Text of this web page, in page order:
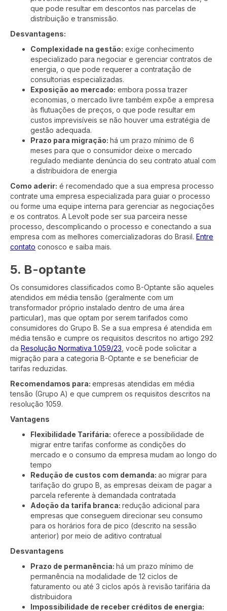
que pode resultar em descontos nas parcelas de
distribuição e transmissão.
Desvantagens:
Complexidade na gestão: exige conhecimento
especializado para negociar e gerenciar contratos de
energia, o que pode requerer a contratação de
consultorias especializadas.
Exposição ao mercado: embora possa trazer
economias, o mercado livre também expõe a empresa
às flutuações de preços, o que pode resultar em
custos imprevisíveis se não houver uma estratégia de
gestão adequada.
Prazo para migração: há um prazo mínimo de 6
meses para que o consumidor deixe o mercado
regulado mediante denúncia do seu contrato atual com
a distribuidora de energia
Como aderir: é recomendado que a sua empresa processo
contrate uma empresa especializada para guiar o processo
ou forme uma equipe interna para gerenciar as negociações
e os contratos. A Levolt pode ser sua parceira nesse
processo, descomplicando o processo e conectando a sua
empresa com as melhores comercializadoras do Brasil. Entre
contato conosco e saiba mais.
5. B-optante
Os consumidores classificados como B-Optante são aqueles
atendidos em média tensão (geralmente com um
transformador próprio instalado dentro de uma área
particular), mas que optam por serem tarifados como
consumidores do Grupo B. Se a sua empresa é atendida em
média tensão e cumpre os requisitos descritos no artigo 292
da Resolução Normativa 1.059/23 , você pode solicitar a
migração para a categoria B-Optante e se beneficiar de
tarifas reduzidas.
Recomendamos para: empresas atendidas em média
tensão (Grupo A) e que cumprem os requisitos descritos na
resolução 1059.
Vantagens
Flexibilidade Tarifária: oferece a possibilidade de
migrar entre tarifas conforme as condições do
mercado e o consumo da empresa mudam ao longo do
tempo
Redução de custos com demanda: ao migrar para
tarifação do grupo B, as empresas deixam de pagar a
parcela referente à demandada contratada
Adoção da tarifa branca: redução adicional para
empresas que conseguem direcionar seu consumo
para os horários fora de pico (descrito na sessão
anterior) por meio de aditivo contratual
Desvantagens
Prazo de permanência: há um prazo mínimo de
permanência na modalidade de 12 ciclos de
faturamento ou até 3 ciclos após à revisão tarifária da
distribuidora
Impossibilidade de receber créditos de energia: